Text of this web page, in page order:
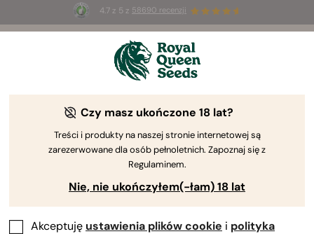
4.7 z 5 z 58690 recenzji
Summer Sales: do 50% zniżki
na wybrane produkty ⏤
The RQS Blog
Odmiany i produkty
Czy masz ukończone 18 lat?
Treści i produkty na naszej stronie internetowej są
zarezerwowane dla osób pełnoletnich. Zapoznaj się z
Regulaminem.
Nie, nie ukończyłem(-łam) 18 lat
Akceptuję ustawienia plików cookie i polityka